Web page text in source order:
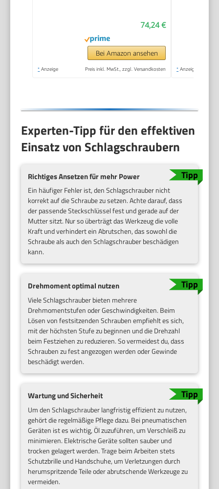
74,24 €
Bei Amazon ansehen
* Anzeige Preis inkl. MwSt., zzgl. Versandkosten * Anzeige
Experten-Tipp für den effektiven
Einsatz von Schlagschraubern
Richtiges Ansetzen für mehr Power
Ein häufiger Fehler ist, den Schlagschrauber nicht
korrekt auf die Schraube zu setzen. Achte darauf, dass
der passende Steckschlüssel fest und gerade auf der
Mutter sitzt. Nur so überträgt das Werkzeug die volle
Kraft und verhindert ein Abrutschen, das sowohl die
Schraube als auch den Schlagschrauber beschädigen
kann.
Drehmoment optimal nutzen
Viele Schlagschrauber bieten mehrere
Drehmomentstufen oder Geschwindigkeiten. Beim
Lösen von festsitzenden Schrauben empfiehlt es sich,
mit der höchsten Stufe zu beginnen und die Drehzahl
beim Festziehen zu reduzieren. So vermeidest du, dass
Schrauben zu fest angezogen werden oder Gewinde
beschädigt werden.
Wartung und Sicherheit
Um den Schlagschrauber langfristig effizient zu nutzen,
gehört die regelmäßige Pflege dazu. Bei pneumatischen
Geräten ist es wichtig, Öl zuzuführen, um Verschleiß zu
minimieren. Elektrische Geräte sollten sauber und
trocken gelagert werden. Trage beim Arbeiten stets
Schutzbrille und Handschuhe, um Verletzungen durch
herumspritzende Teile oder abrutschende Werkzeuge zu
vermeiden.